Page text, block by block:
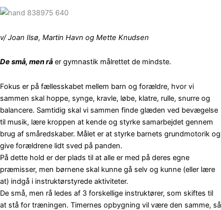
v/ Joan Ilsø, Martin Havn og Mette Knudsen
De små, men rå er gymnastik målrettet de mindste.
Fokus er på fællesskabet mellem barn og forældre, hvor vi
sammen skal hoppe, synge, kravle, løbe, klatre, rulle, snurre og
balancere. Samtidig skal vi sammen finde glæden ved bevægelse
til musik, lære kroppen at kende og styrke samarbejdet gennem
brug af småredskaber. Målet er at styrke barnets grundmotorik og
give forældrene lidt sved på panden.
På dette hold er der plads til at alle er med på deres egne
præmisser, men børnene skal kunne gå selv og kunne (eller lære
at) indgå i instruktørstyrede aktiviteter.
De små, men rå ledes af 3 forskellige instruktører, som skiftes til
at stå for træningen. Timernes opbygning vil være den samme, så